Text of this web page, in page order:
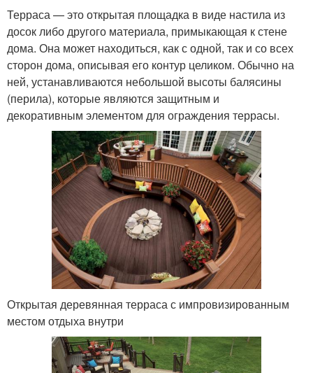
Терраса — это открытая площадка в виде настила из
досок либо другого материала, примыкающая к стене
дома. Она может находиться, как с одной, так и со всех
сторон дома, описывая его контур целиком. Обычно на
ней, устанавливаются небольшой высоты балясины
(перила), которые являются защитным и
декоративным элементом для ограждения террасы.
Открытая деревянная терраса с импровизированным
местом отдыха внутри